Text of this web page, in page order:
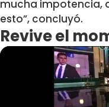
mucha impotencia,
esto”, concluyó.
Revive el